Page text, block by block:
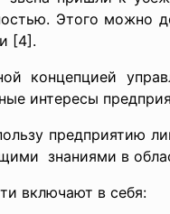
Этого можно
[4].
концепцией
интереcы
предприятию
знaниями в
включaют в cебя: